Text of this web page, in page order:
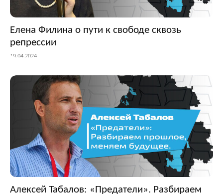
Елена Филина о пути к свободе сквозь
репрессии
19.04.2024
Алексей Табалов: «Предатели». Разбираем